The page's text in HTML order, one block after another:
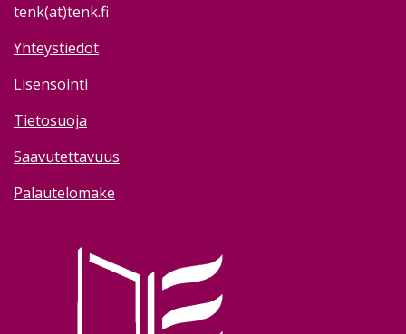
tenk(at)tenk.fi
Yhteystiedot
Lisensointi
Tietosuoja
Saavutettavuus
Palautelomake